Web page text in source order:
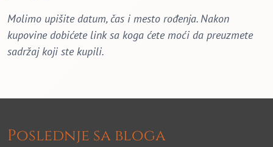
Molimo upišite datum, čas i mesto rođenja. Nakon
kupovine dobićete link sa koga ćete moći da preuzmete
sadržaj koji ste kupili.
Poslednje sa bloga